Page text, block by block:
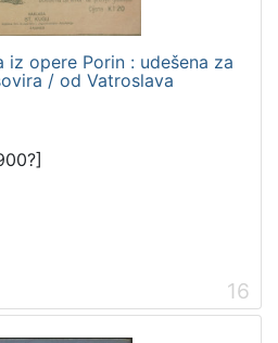
opere Porin : udešena za
/ od Vatroslava
16